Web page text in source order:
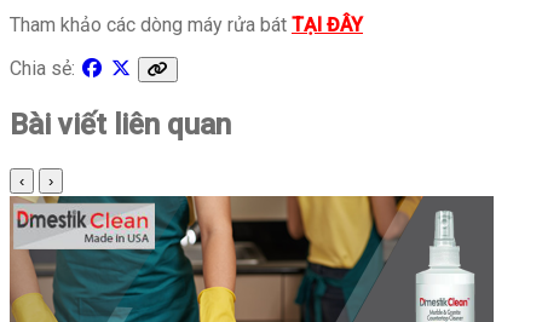
Tham khảo các dòng máy rửa bát TẠI ĐÂY
Chia sẻ:
Bài viết liên quan
‹ ›